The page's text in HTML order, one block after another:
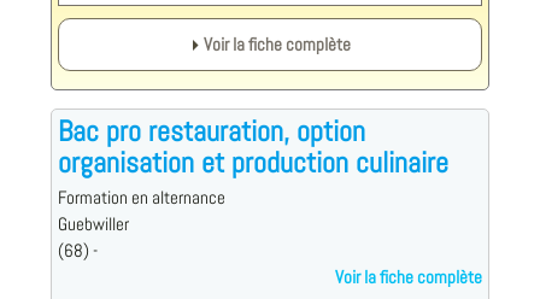
Voir la fiche complète
Bac pro restauration, option
organisation et production culinaire
Formation en alternance
Guebwiller
(68) -
Voir la fiche complète